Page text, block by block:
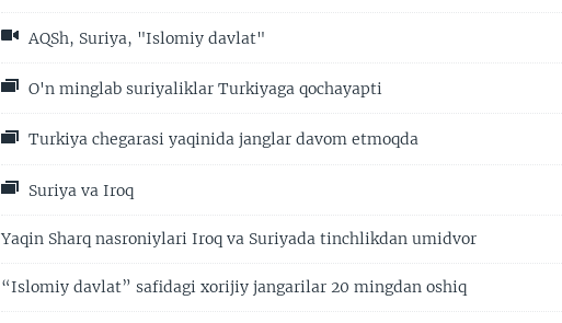
AQSh, Suriya, "Islomiy davlat"
O'n minglab suriyaliklar Turkiyaga qochayapti
Turkiya chegarasi yaqinida janglar davom etmoqda
Suriya va Iroq
Yaqin Sharq nasroniylari Iroq va Suriyada tinchlikdan umidvor
“Islomiy davlat” safidagi xorijiy jangarilar 20 mingdan oshiq